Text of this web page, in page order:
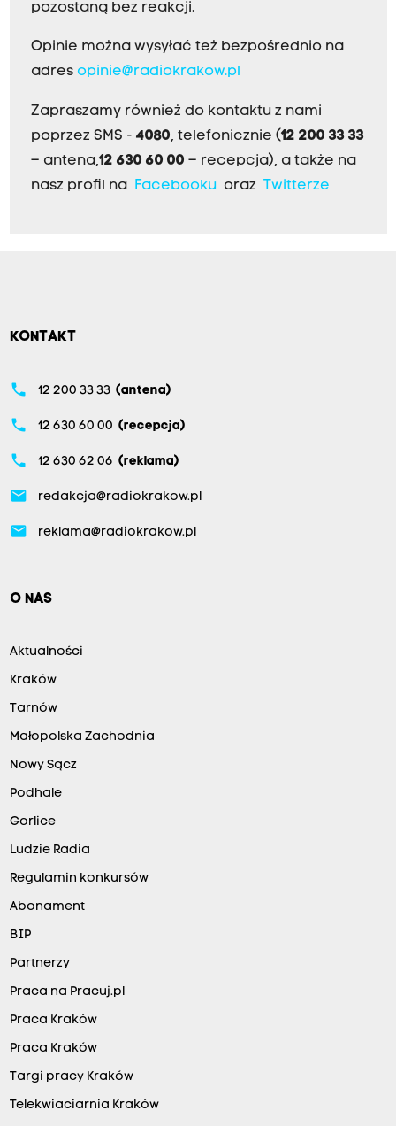
pozostaną bez reakcji.
Opinie można wysyłać też bezpośrednio na
adres opinie@radiokrakow.pl
Zapraszamy również do kontaktu z nami
poprzez SMS - 4080, telefonicznie (12 200 33 33
– antena,12 630 60 00 – recepcja), a także na
nasz profil na
Facebookuoraz Twitterze
KONTAKT
phone 12 200 33 33 (antena)
phone 12 630 60 00 (recepcja)
phone 12 630 62 06 (reklama)
email redakcja@radiokrakow.pl
email reklama@radiokrakow.pl
O NAS
Aktualności
Kraków
Tarnów
Małopolska Zachodnia
Nowy Sącz
Podhale
Gorlice
Ludzie Radia
Regulamin konkursów
Abonament
BIP
Partnerzy
Praca na Pracuj.pl
Praca Kraków
Praca Kraków
Targi pracy Kraków
Telekwiaciarnia Kraków